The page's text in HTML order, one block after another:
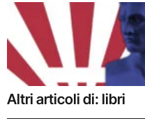
Altri articoli di: libri